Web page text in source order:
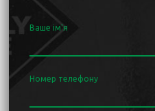
Ваше ім'я
Номер телефону